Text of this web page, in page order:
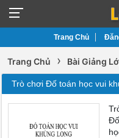
Trang Chủ
Trang Chủ › Bài Giảng
Trò chơi Đố toán học vui